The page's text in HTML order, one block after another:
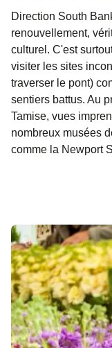
Direction South
renouvellement,
culturel. C'est
visiter les sites
traverser le pont)
sentiers battus. Au
Tamise, vues
nombreux musées
comme la Newport